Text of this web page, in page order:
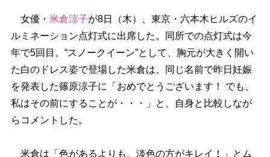
女優・ 米倉涼子が8日（木）、東京・六本木ヒルズのイ
ルミネーション点灯式に出席した。同所での点灯式は今
年で5回目。“スノークイーン”として、胸元が大きく開い
た白のドレス姿で登場した米倉は、同じ名前で昨日妊娠
を発表した篠原涼子に「おめでとうございます！ でも、
私はその前にすることが・・・」と、自身と比較しなが
らコメントした。
米倉は「色があるよりも、淡色の方がキレイ！」とム